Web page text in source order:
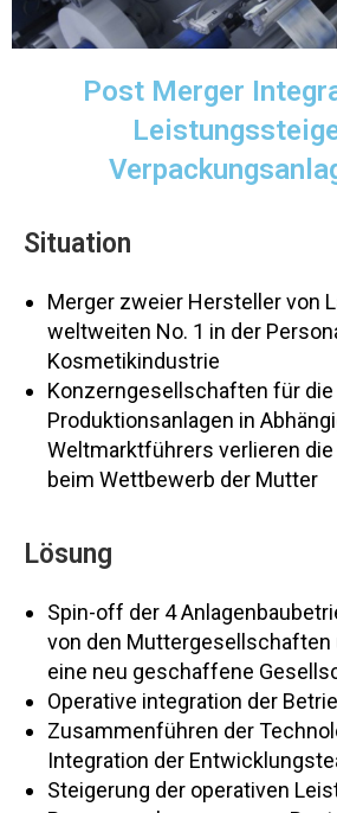
Post Merger
Situation
Merger zweier Hersteller von
weltweiten No. 1 in der
Kosmetikindustrie
Konzerngesellschaften für
Produktionsanlagen in
Weltmarktführers verlieren
beim Wettbewerb der Mutter
Lösung
Spin-off der 4
von den Muttergesellschaften
eine neu geschaffene
Operative integration der
Zusammenführen der
Integration der
Steigerung der operativen